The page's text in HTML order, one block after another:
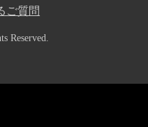
ご質問
Reserved.